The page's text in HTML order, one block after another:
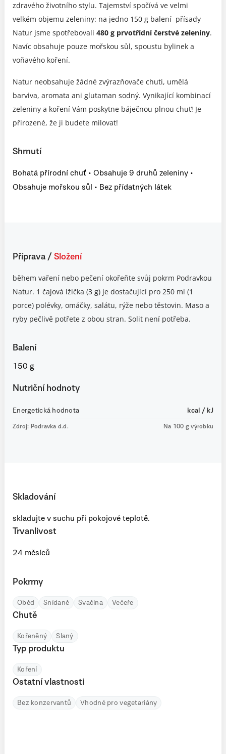
zdravého životního stylu. Tajemství spočívá ve velmi
velkém objemu zeleniny: na jedno 150 g balení přísady
Natur jsme spotřebovali 480 g prvotřídní čerstvé zeleniny.
Navíc obsahuje pouze mořskou sůl, spoustu bylinek a
voňavého koření.
Natur neobsahuje žádné zvýrazňovače chuti, umělá
barviva, aromata ani glutaman sodný. Vynikající kombinací
zeleniny a koření Vám poskytne báječnou plnou chuť! Je
přirozené, že ji budete milovat!
Shrnutí
Bohatá přírodní chuť • Obsahuje 9 druhů zeleniny •
Obsahuje mořskou sůl • Bez přídatných látek
Příprava / Složení
během vaření nebo pečení okořeňte svůj pokrm Podravkou
Natur. 1 čajová lžička (3 g) je dostačující pro 250 ml (1
porce) polévky, omáčky, salátu, rýže nebo těstovin. Maso a
ryby pečlivě potřete z obou stran. Solit není potřeba.
Balení
150 g
Nutriční hodnoty
Energetická hodnota kcal / kJ
Zdroj: Podravka d.d. Na 100 g výrobku
Skladování
skladujte v suchu při pokojové teplotě.
Trvanlivost
24 měsíců
Pokrmy
Oběd Snídaně Svačina Večeře
Chutě
Kořeněný Slaný
Typ produktu
Koření
Ostatní vlastnosti
Bez konzervantů Vhodné pro vegetariány